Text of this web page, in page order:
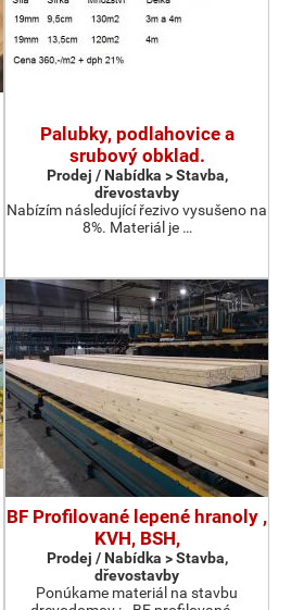
Palubky, podlahovice a
srubový obklad.
Prodej / Nabídka > Stavba,
dřevostavby
Nabízím následující řezivo vysušeno na
8%. Materiál je …
BF Profilované lepené hranoly ,
KVH, BSH,
Prodej / Nabídka > Stavba,
dřevostavby
Ponúkame materiál na stavbu